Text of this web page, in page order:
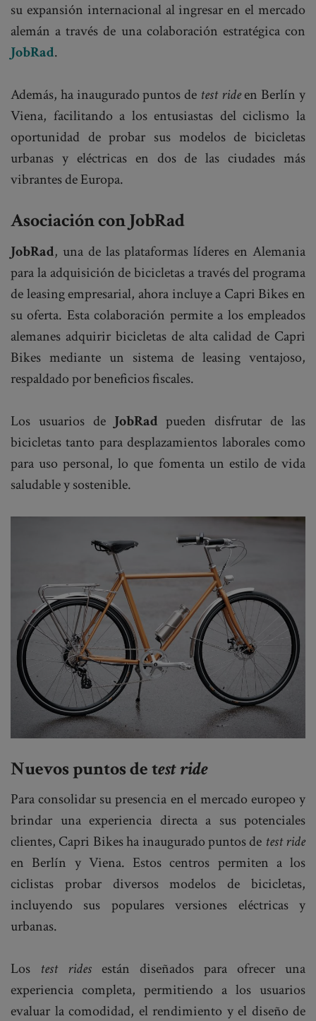
su expansión internacional al ingresar en el mercado
alemán a través de una colaboración estratégica con
JobRad.
Además, ha inaugurado puntos de test rideen Berlín y
Viena, facilitando a los entusiastas del ciclismo la
oportunidad de probar sus modelos de bicicletas
urbanas y eléctricas en dos de las ciudades más
vibrantes de Europa.
Asociación con JobRad
JobRad, una de las plataformas líderes en Alemania
para la adquisición de bicicletas a través del programa
de leasing empresarial, ahora incluye a Capri Bikes en
su oferta. Esta colaboración permite a los empleados
alemanes adquirir bicicletas de alta calidad de Capri
Bikes mediante un sistema de leasing ventajoso,
respaldado por beneficios fiscales.
Los usuarios de JobRad pueden disfrutar de las
bicicletas tanto para desplazamientos laborales como
para uso personal, lo que fomenta un estilo de vida
saludable y sostenible.
Nuevos puntos de test ride
Para consolidar su presencia en el mercado europeo y
brindar una experiencia directa a sus potenciales
clientes, Capri Bikes ha inaugurado puntos de test ride
en Berlín y Viena. Estos centros permiten a los
ciclistas probar diversos modelos de bicicletas,
incluyendo sus populares versiones eléctricas y
urbanas.
Los test rides están diseñados para ofrecer una
experiencia completa, permitiendo a los usuarios
evaluar la comodidad, el rendimiento y el diseño de